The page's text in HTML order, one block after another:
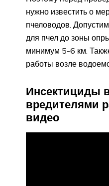
нужно известить о
пчеловодов.
для пчел до зоны
минимум 5-6 км.
работы возле
Инсектициды
вредителями
видео